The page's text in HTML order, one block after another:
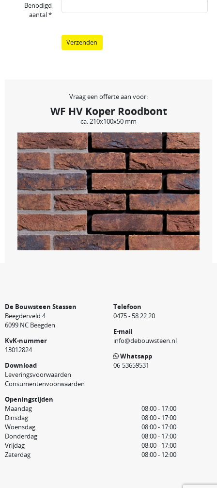
Benodigd
aantal *
Verzenden
Vraag een offerte aan voor:
WF HV Koper Roodbont
ca. 210x100x50 mm
De Bouwsteen Stassen
Beegderveld 4
6099 NC Beegden
KvK-nummer
13012824
Download
Leveringsvoorwaarden
Consumentenvoorwaarden
Telefoon
0475 - 58 22 20
E-mail
info@debouwsteen.nl
Whatsapp
06-53659531
Openingstijden
Maandag
08:00 - 17:00
Dinsdag
08:00 - 17:00
Woensdag
08:00 - 17:00
Donderdag
08:00 - 17:00
Vrijdag
08:00 - 17:00
Zaterdag
08:00 - 12:00